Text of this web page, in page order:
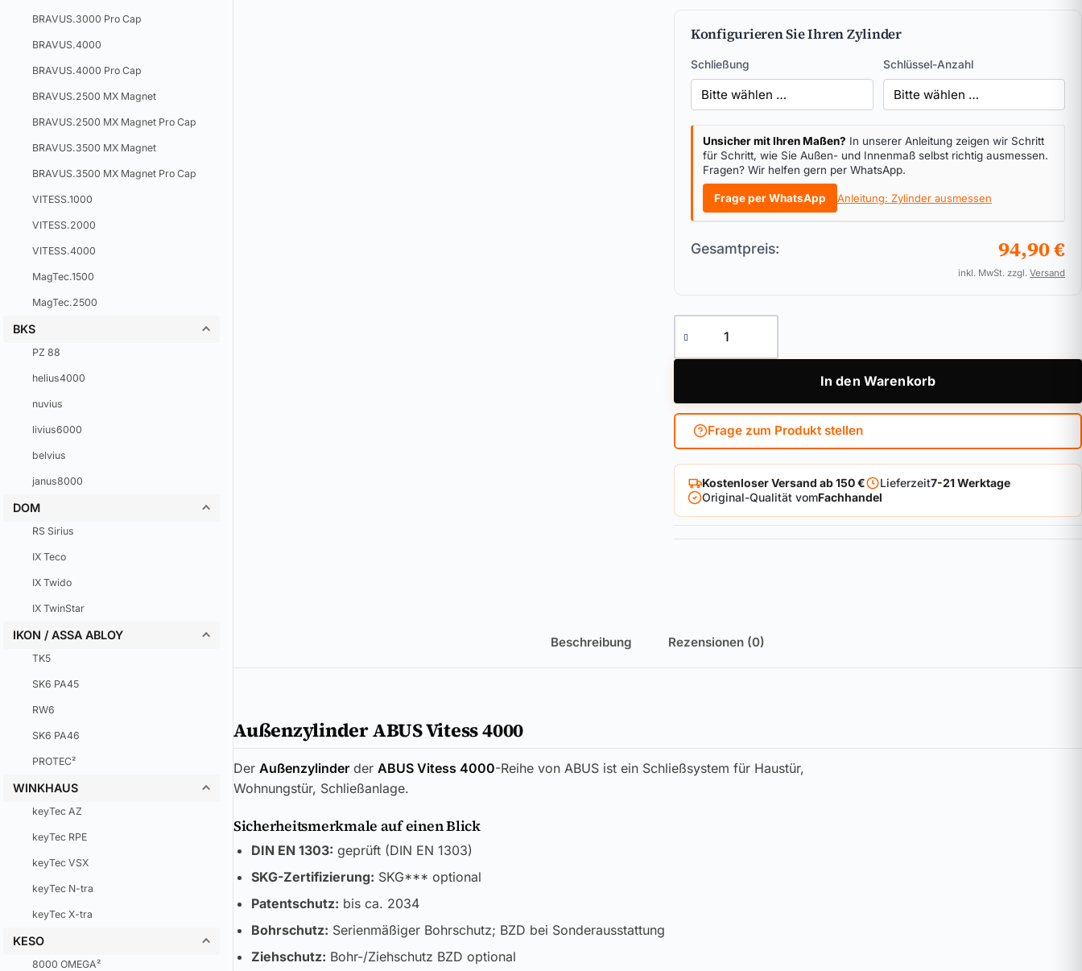
BRAVUS.3000 Pro Cap
BRAVUS.4000
BRAVUS.4000 Pro Cap
BRAVUS.2500 MX Magnet
BRAVUS.2500 MX Magnet Pro Cap
BRAVUS.3500 MX Magnet
BRAVUS.3500 MX Magnet Pro Cap
VITESS.1000
VITESS.2000
VITESS.4000
MagTec.1500
MagTec.2500
BKS
PZ 88
helius4000
nuvius
livius6000
belvius
janus8000
DOM
RS Sirius
IX Teco
IX Twido
IX TwinStar
IKON / ASSA ABLOY
TK5
SK6 PA45
RW6
SK6 PA46
PROTEC²
WINKHAUS
keyTec AZ
keyTec RPE
keyTec VSX
keyTec N-tra
keyTec X-tra
KESO
8000 OMEGA²
Konfigurieren Sie Ihren Zylinder
Schließung Schlüssel-Anzahl
Unsicher mit Ihren Maßen? In unserer Anleitung zeigen wir Schritt
für Schritt, wie Sie Außen- und Innenmaß selbst richtig ausmessen.
Fragen? Wir helfen gern per WhatsApp.
Frage per WhatsApp Anleitung: Zylinder ausmessen
Gesamtpreis: 94,90 €
inkl. MwSt. zzgl. Versand
In den Warenkorb
Frage zum Produkt stellen
Kostenloser Versand ab 150 € Lieferzeit7-21 Werktage
Original-Qualität vomFachhandel
Beschreibung Rezensionen (0)
Außenzylinder ABUS Vitess 4000
Der Außenzylinder der ABUS Vitess 4000-Reihe von ABUS ist ein Schließsystem für Haustür,
Wohnungstür, Schließanlage.
Sicherheitsmerkmale auf einen Blick
DIN EN 1303: geprüft (DIN EN 1303)
SKG-Zertifizierung: SKG*** optional
Patentschutz: bis ca. 2034
Bohrschutz: Serienmäßiger Bohrschutz; BZD bei Sonderausstattung
Ziehschutz: Bohr-/Ziehschutz BZD optional